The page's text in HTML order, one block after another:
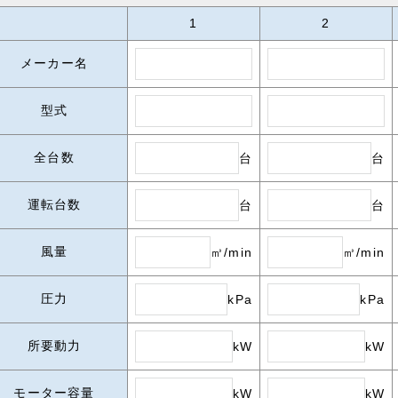
1 2
メーカー名
型式
全台数 台 台
運転台数 台 台
風量 ㎥/min ㎥/min
圧力 kPa kPa
所要動力 kW kW
モーター容量 kW kW